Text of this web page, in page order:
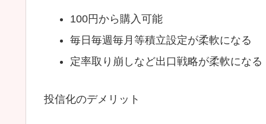
100円から購入可能
毎日毎週毎月等積立設定が柔軟になる
定率取り崩しなど出口戦略が柔軟になる
投信化のデメリット